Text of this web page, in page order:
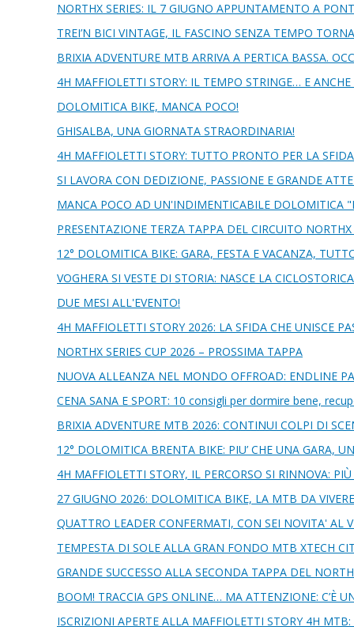
NORTHX SERIES: IL 7 GIUGNO APPUNTAMENTO A
TREI’N BICI VINTAGE, IL FASCINO SENZA TEMPO
BRIXIA ADVENTURE MTB ARRIVA A PERTICA BASSA.
4H MAFFIOLETTI STORY: IL TEMPO STRINGE… E
DOLOMITICA BIKE, MANCA POCO!
GHISALBA, UNA GIORNATA STRAORDINARIA!
4H MAFFIOLETTI STORY: TUTTO PRONTO PER LA
SI LAVORA CON DEDIZIONE, PASSIONE E GRANDE
MANCA POCO AD UN'INDIMENTICABILE DOLOMITICA
PRESENTAZIONE TERZA TAPPA DEL CIRCUITO
12° DOLOMITICA BIKE: GARA, FESTA E VACANZA,
VOGHERA SI VESTE DI STORIA: NASCE LA
DUE MESI ALL'EVENTO!
4H MAFFIOLETTI STORY 2026: LA SFIDA CHE UNISCE
NORTHX SERIES CUP 2026 – PROSSIMA TAPPA
NUOVA ALLEANZA NEL MONDO OFFROAD: ENDLINE
CENA SANA E SPORT: 10 consigli per dormire bene,
BRIXIA ADVENTURE MTB 2026: CONTINUI COLPI DI
12° DOLOMITICA BRENTA BIKE: PIU’ CHE UNA GARA,
4H MAFFIOLETTI STORY, IL PERCORSO SI RINNOVA:
27 GIUGNO 2026: DOLOMITICA BIKE, LA MTB DA
QUATTRO LEADER CONFERMATI, CON SEI NOVITA' AL
TEMPESTA DI SOLE ALLA GRAN FONDO MTB XTECH
GRANDE SUCCESSO ALLA SECONDA TAPPA DEL
BOOM! TRACCIA GPS ONLINE… MA ATTENZIONE: C’È
ISCRIZIONI APERTE ALLA MAFFIOLETTI STORY 4H